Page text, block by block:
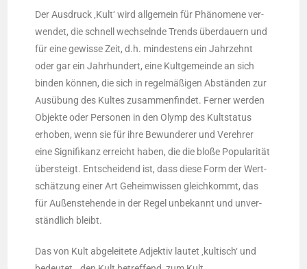
Der Aus­druck ‚Kult‘ wird all­ge­mein für Phä­no­me­ne ver­
wen­det, die schnell wech­seln­de Trends über­dau­ern und
für eine gewis­se Zeit, d.h. min­des­tens ein Jahr­zehnt
oder gar ein Jahr­hun­dert, eine Kult­ge­mein­de an sich
bin­den kön­nen, die sich in regel­mä­ßi­gen Abstän­den zur
Aus­übung des Kul­tes zusam­men­fin­det. Fer­ner wer­den
Objek­te oder Per­so­nen in den Olymp des Kult­sta­tus
erho­ben, wenn sie für ihre Bewun­de­rer und Ver­eh­rer
eine Signi­fi­kanz erreicht haben, die die blo­ße Popu­la­ri­tät
über­steigt. Ent­schei­dend ist, dass die­se Form der Wert­
schät­zung einer Art Geheim­wis­sen gleich­kommt, das
für Außen­ste­hen­de in der Regel unbe­kannt und unver­
ständ­lich bleibt.
Das von Kult abge­lei­te­te Adjek­tiv lau­tet ‚kul­tisch‘ und